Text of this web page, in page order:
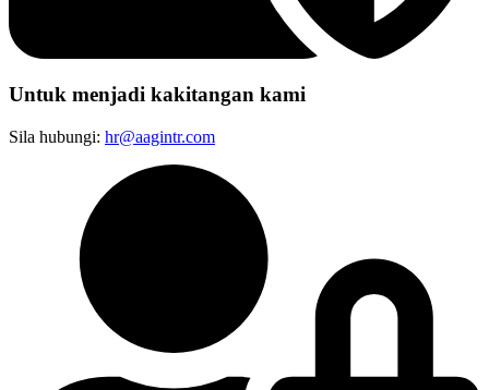
Untuk menjadi kakitangan kami
Sila hubungi: hr@aagintr.com